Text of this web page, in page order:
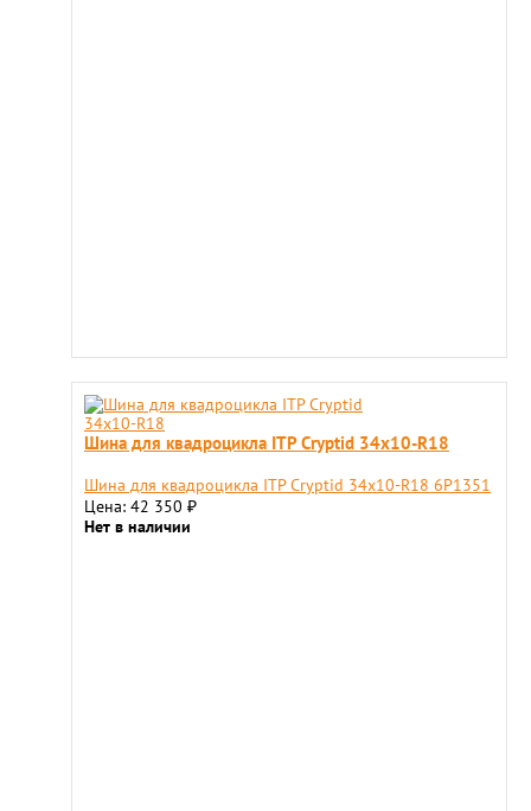
Шина для квадроцикла ITP Cryptid 34x10-R18
Шина для квадроцикла ITP Cryptid 34x10-R18 6P1351
Цена: 42 350 ₽
Нет в наличии